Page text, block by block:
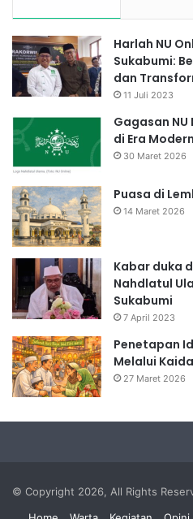
Harlah NU
Sukabumi:
dan
11 Juli 2023
Gagasan
di Era Modern
30 Maret 2026
Puasa di
14 Maret 2026
Kabar duka
Nahdlatul
Sukabumi
7 April 2023
Penetapan
Melalui
27 Maret 2026
© Copyright 2026, All Rights